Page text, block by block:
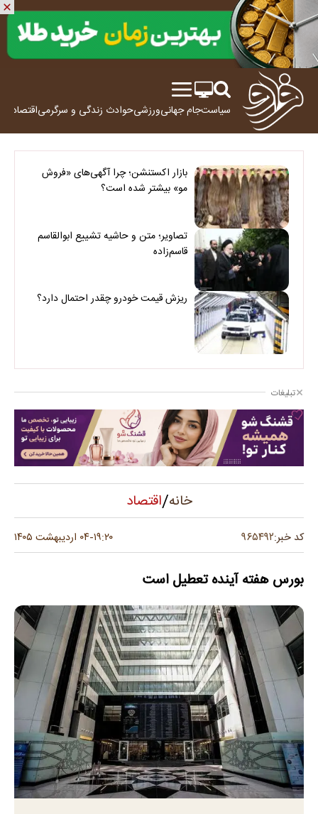
سیاستجام جهانیورزشیحوادث زندگی و سرگرمیاقتصاد
بازار اکستنشن؛ چرا آگهی‌های «فروش
مو» بیشتر شده است؟
تصاویر؛ متن و حاشیه تشییع ابوالقاسم
قاسم‌زاده
ریزش قیمت خودرو چقدر احتمال دارد؟
تبلیغات
خانه/اقتصاد
کد خبر:۹۶۵۴۹۲ ۱۹:۲۰-۰۴ اردیبهشت ۱۴۰۵
بورس هفته آینده تعطیل است